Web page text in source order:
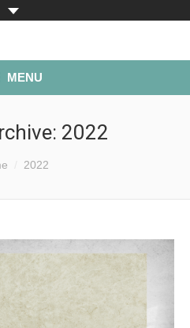
MENU
2022
2022